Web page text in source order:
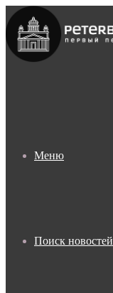
Меню
Поиск новостей